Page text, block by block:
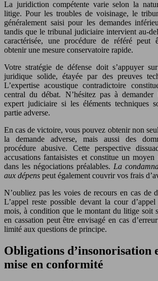
La juridiction compétente varie selon la
litige. Pour les troubles de voisinage, le
généralement saisi pour les demandes
tandis que le tribunal judiciaire intervient au-
caractérisée, une procédure de référé peut
obtenir une mesure conservatoire rapide.
Votre stratégie de défense doit s’appuyer
juridique solide, étayée par des preuves
L’expertise acoustique contradictoire
central du débat. N’hésitez pas à demander
expert judiciaire si les éléments techniques
partie adverse.
En cas de victoire, vous pouvez obtenir non
la demande adverse, mais aussi des
procédure abusive. Cette perspective
accusations fantaisistes et constitue un
dans les négociations préalables. La
aux dépens peut également couvrir vos frais
N’oubliez pas les voies de recours en cas de
L’appel reste possible devant la cour
mois, à condition que le montant du litige soit
en cassation peut être envisagé en cas
limité aux questions de principe.
Obligations d’insonorisation
mise en conformité